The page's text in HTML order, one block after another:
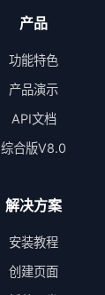
产品
功能特色
产品演示
API文档
综合版V8.0
解决方案
安装教程
创建页面